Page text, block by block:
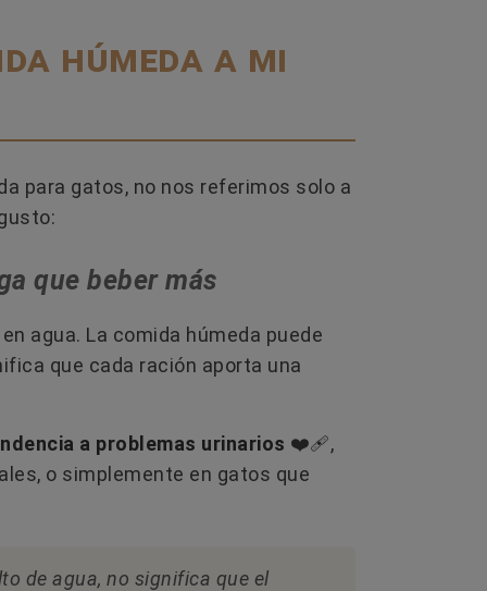
húmeda a mi
para gatos, no nos referimos solo a
que beber más
agua. La comida húmeda puede
que cada ración aporta una
a problemas urinarios ❤️‍🩹​,
o simplemente en gatos que
de agua, no significa que el